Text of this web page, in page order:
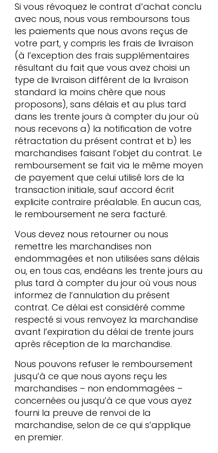
Si vous révoquez le contrat d’achat conclu
avec nous, nous vous remboursons tous
les paiements que nous avons reçus de
votre part, y compris les frais de livraison
(à l’exception des frais supplémentaires
résultant du fait que vous avez choisi un
type de livraison différent de la livraison
standard la moins chère que nous
proposons), sans délais et au plus tard
dans les trente jours à compter du jour où
nous recevons a) la notification de votre
rétractation du présent contrat et b) les
marchandises faisant l’objet du contrat. Le
remboursement se fait via le même moyen
de payement que celui utilisé lors de la
transaction initiale, sauf accord écrit
explicite contraire préalable. En aucun cas,
le remboursement ne sera facturé.
Vous devez nous retourner ou nous
remettre les marchandises non
endommagées et non utilisées sans délais
ou, en tous cas, endéans les trente jours au
plus tard à compter du jour où vous nous
informez de l’annulation du présent
contrat. Ce délai est considéré comme
respecté si vous renvoyez la marchandise
avant l’expiration du délai de trente jours
après réception de la marchandise.
Nous pouvons refuser le remboursement
jusqu’à ce que nous ayons reçu les
marchandises – non endommagées –
concernées ou jusqu’à ce que vous ayez
fourni la preuve de renvoi de la
marchandise, selon de ce qui s’applique
en premier.